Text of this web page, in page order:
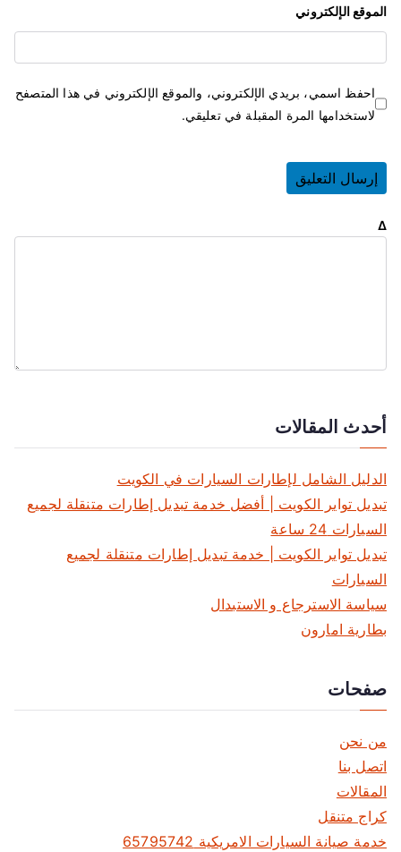
الموقع الإلكتروني
احفظ اسمي، بريدي الإلكتروني، والموقع الإلكتروني في هذا المتصفح
لاستخدامها المرة المقبلة في تعليقي.
Δ
أحدث المقالات
الدليل الشامل لإطارات السيارات في الكويت
تبديل تواير الكويت | أفضل خدمة تبديل إطارات متنقلة لجميع
السيارات 24 ساعة
تبديل تواير الكويت | خدمة تبديل إطارات متنقلة لجميع
السيارات
سياسة الاسترجاع و الاستبدال
بطارية امارون
صفحات
من نحن
اتصل بنا
المقالات
كراج متنقل
خدمة صيانة السيارات الامريكية 65795742